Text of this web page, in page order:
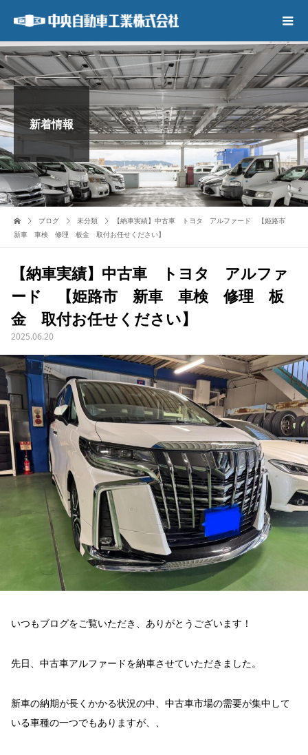
新着情報
ブログ 未分類
【納車実績】中古車 トヨタ アルファード 【姫路市
新車 車検 修理 板金 取付お任せください】
【納車実績】中古車 トヨタ アルファ
ード 【姫路市 新車 車検 修理 板
金 取付お任せください】
2025.06.20
いつもブログをご覧いただき、ありがとうございます！
先日、中古車アルファードを納車させていただきました。
新車の納期が長くかかる状況の中、中古車市場の需要が集中して
いる車種の一つでもありますが、、